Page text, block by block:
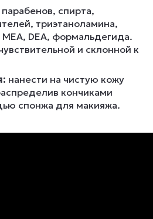
спирта,
триэтаноламина,
DEA, формальдегида.
и склонной к
нанести на чистую кожу
кончиками
спонжа для макияжа.